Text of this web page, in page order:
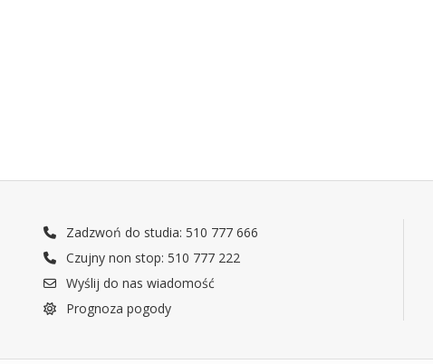
Zadzwoń do studia: 510 777 666
Czujny non stop: 510 777 222
Wyślij do nas wiadomość
Prognoza pogody